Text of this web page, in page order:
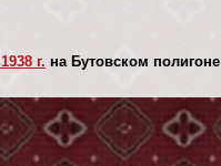
г. на Бутовском полигоне